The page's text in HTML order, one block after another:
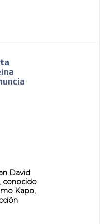
David
conocido
Kapo,